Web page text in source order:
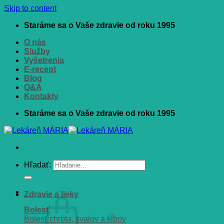
Skip to content
Staráme sa o Vaše zdravie od roku 1995
O nás
Služby
Vyšetrenia
E-recept
Blog
Q&A
Kontakty
Staráme sa o Vaše zdravie od roku 1995
Hľadať:
Zdravie a lieky
Bolesť
Bolesť chrbta, svalov a kĺbov